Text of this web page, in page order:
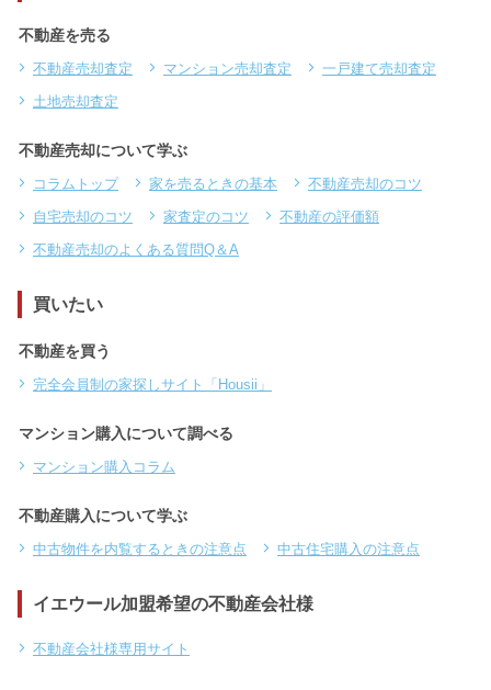
不動産を売る
不動産売却査定 マンション売却査定
一戸建て売却査定
土地売却査定
不動産売却について学ぶ
コラムトップ 家を売るときの基本
不動産売却のコツ
自宅売却のコツ
家査定のコツ
不動産の評価額
不動産売却のよくある質問Q＆A
買いたい
不動産を買う
完全会員制の家探しサイト「Housii」
マンション購入について調べる
マンション購入コラム
不動産購入について学ぶ
中古物件を内覧するときの注意点 中古住宅購入の注意点
イエウール加盟希望の不動産会社様
不動産会社様専用サイト